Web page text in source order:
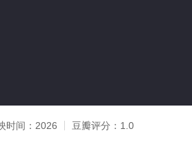
时间： 2026 豆瓣评分： 1.0